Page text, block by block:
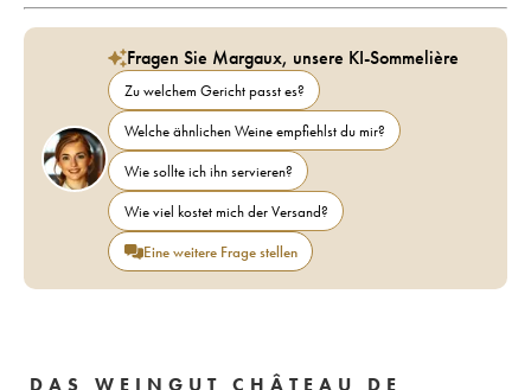
Fragen Sie Margaux, unsere KI-Sommelière
Zu welchem Gericht passt es?
Welche ähnlichen Weine empfiehlst du mir?
Wie sollte ich ihn servieren?
Wie viel kostet mich der Versand?
Eine weitere Frage stellen
DAS WEINGUT CHÂTEAU DE